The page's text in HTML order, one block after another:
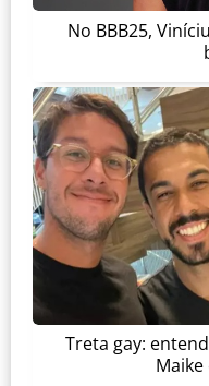
No BBB25,
Treta gay: